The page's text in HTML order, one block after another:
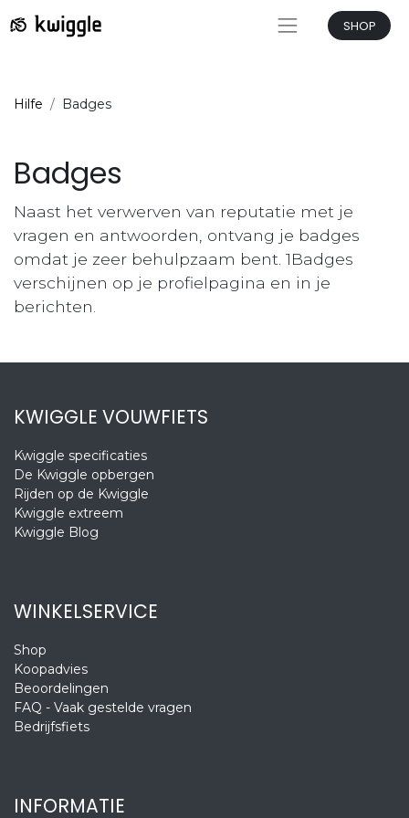
SHOP
Hilfe Badges
Badges
Naast het verwerven van reputatie met je
vragen en antwoorden, ontvang je badges
omdat je zeer behulpzaam bent. 1Badges
verschijnen op je profielpagina en in je
berichten.
KWIGGLE VOUWFIETS
Kwiggle specificaties
De Kwiggle opbergen
Rijden op de Kwiggle
Kwiggle extreem
Kwiggle Blog
WINKELSERVICE
Shop
Koopadvies
Beoordelingen
FAQ - Vaak gestelde vragen
Bedrijfsfiets
INFORMATIE